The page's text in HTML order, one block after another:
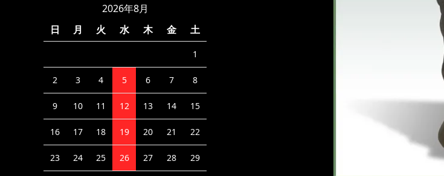
2026年8月
日
月 火 水 木 金 土
1
2 3 4 5 6 7 8
9 10 11 12 13 14 15
16 17 18 19 20 21 22
23 24 25 26 27 28 29